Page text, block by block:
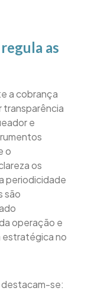
as
a cobrança
transparência
e
o
os
periodicidade
são
operação e
estratégica no
destacam-se: